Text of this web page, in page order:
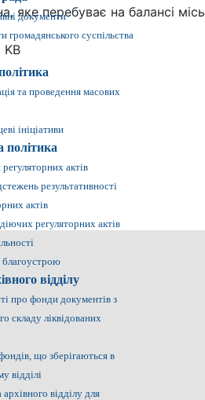
документи
громадянського суспільства
та проведення масових
ініціативи
політика
актів
результативності
актів
регуляторних актів
благоустрою
відділу
про фонди документів з
складу ліквідованих
що зберігаються в
відділі
відділу для
яке перебуває на балансі
KB